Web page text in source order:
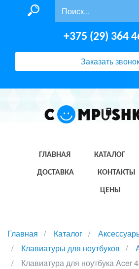
+375 (29) 364
Заказать
ГЛАВНАЯ КАТАЛОГ
ДОСТАВКА КОНТАКТЫ
ЦЕНЫ
Главная Каталог
Клавиатуры для ноутбуков
Клавиатура для ноутбука Acer